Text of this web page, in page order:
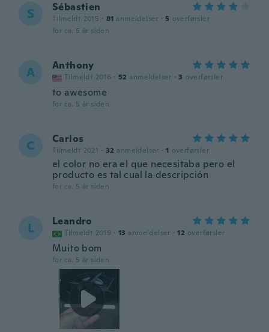
S Sébastien
Tilmeldt 2015 · 81 anmeldelser · 5 overførsler
for ca. 5 år siden
A Anthony
Tilmeldt 2016 · 52 anmeldelser · 3 overførsler
to awesome
for ca. 5 år siden
C Carlos
Tilmeldt 2021 · 32 anmeldelser · 1 overførsler
el color no era el que necesitaba pero el
producto es tal cual la descripción
for ca. 5 år siden
L Leandro
Tilmeldt 2019 · 13 anmeldelser · 12 overførsler
Muito bom
for ca. 5 år siden